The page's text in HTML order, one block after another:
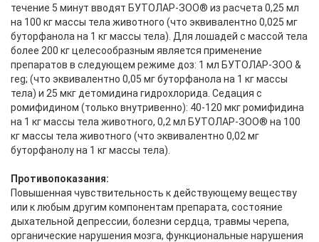
течение 5 минут вводят БУТОЛАР-ЗОО® из расчета 0,25 мл
на 100 кг массы тела животного (что эквивалентно 0,025 мг
буторфанола на 1 кг массы тела). Для лошадей с массой тела
более 200 кг целесообразным является применение
препаратов в следующем режиме доз: 1 мл БУТОЛАР-ЗОО &
reg; (что эквивалентно 0,05 мг буторфанола на 1 кг массы
тела) и 25 мкг детомидина гидрохлорида. Седация с
ромифидином (только внутривенно): 40-120 мкг ромифидина
на 1 кг массы тела животного, 0,2 мл БУТОЛАР-ЗОО® на 100
кг массы тела животного (что эквивалентно 0,02 мг
буторфанолу на 1 кг массы тела).
Противопоказания:
Повышенная чувствительность к действующему веществу
или к любым другим компонентам препарата, состояние
дыхательной депрессии, болезни сердца, травмы черепа,
органические нарушения мозга, функциональные нарушения